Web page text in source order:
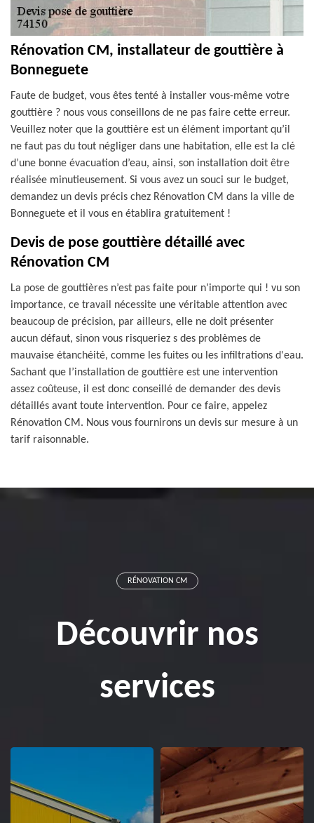
Rénovation CM, installateur de gouttière à
Bonneguete
Faute de budget, vous êtes tenté à installer vous-même votre
gouttière ? nous vous conseillons de ne pas faire cette erreur.
Veuillez noter que la gouttière est un élément important qu’il
ne faut pas du tout négliger dans une habitation, elle est la clé
d’une bonne évacuation d’eau, ainsi, son installation doit être
réalisée minutieusement. Si vous avez un souci sur le budget,
demandez un devis précis chez Rénovation CM dans la ville de
Bonneguete et il vous en établira gratuitement !
Devis de pose gouttière détaillé avec
Rénovation CM
La pose de gouttières n’est pas faite pour n’importe qui ! vu son
importance, ce travail nécessite une véritable attention avec
beaucoup de précision, par ailleurs, elle ne doit présenter
aucun défaut, sinon vous risqueriez s des problèmes de
mauvaise étanchéité, comme les fuites ou les infiltrations d'eau.
Sachant que l’installation de gouttière est une intervention
assez coûteuse, il est donc conseillé de demander des devis
détaillés avant toute intervention. Pour ce faire, appelez
Rénovation CM. Nous vous fournirons un devis sur mesure à un
tarif raisonnable.
RÉNOVATION CM
Découvrir nos
services